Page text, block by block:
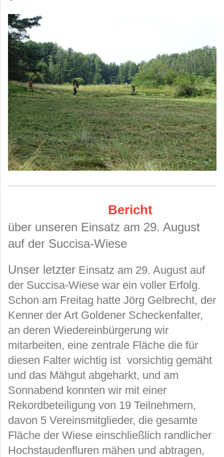
Bericht
über unseren Einsatz am 29. August
auf der Succisa-Wiese
Unser letzter Einsatz am 29. August auf
der Succisa-Wiese war ein voller Erfolg.
Schon am Freitag hatte Jörg Gelbrecht, der
Kenner der Art Goldener Scheckenfalter,
an deren Wiedereinbürgerung wir
mitarbeiten, eine zentrale Fläche die für
diesen Falter wichtig ist vorsichtig gemäht
und das Mähgut abgeharkt, und am
Sonnabend konnten wir mit einer
Rekordbeteiligung von 19 Teilnehmern,
davon 5 Vereinsmitglieder, die gesamte
Fläche der Wiese einschließlich randlicher
Hochstaudenfluren mähen und abtragen,